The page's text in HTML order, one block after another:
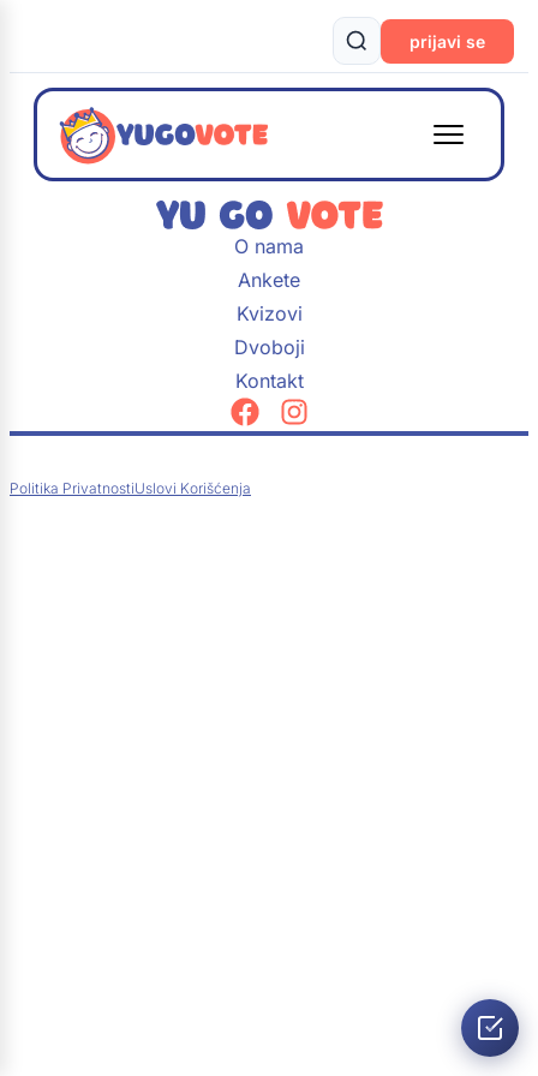
prijavi se
O nama
Ankete
Kvizovi
Dvoboji
Kontakt
Politika PrivatnostiUslovi Korišćenja